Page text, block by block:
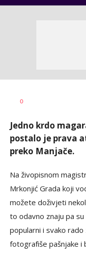
AUTOR
0
Jedno krdo
postalo je prava
preko Manjače.
Na živopisnom
Mrkonjić Grada koji
možete doživjeti
to odavno znaju pa
popularni i svako
fotografiše pašnjake i